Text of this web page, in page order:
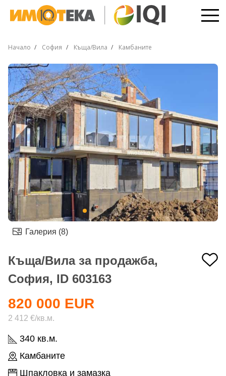
Начало София Къща/Вила Камбаните
Галерия (8)
Къща/Вила за продажба,
София, ID 603163
340 кв.м.
Камбаните
Шпакловка и замазка
820 000 EUR
2 412 €/кв.м.